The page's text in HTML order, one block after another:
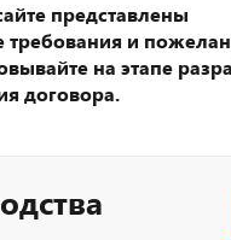
представлены
требования и
на этапе
договора.